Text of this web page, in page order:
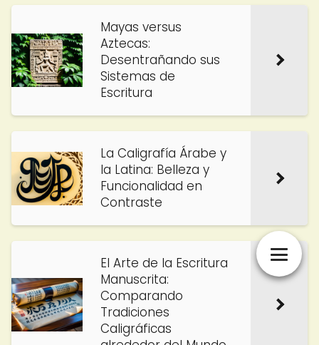
Mayas versus
Aztecas:
Desentrañando sus
Sistemas de
Escritura
La Caligrafía Árabe y
la Latina: Belleza y
Funcionalidad en
Contraste
El Arte de la Escritura
Manuscrita:
Comparando
Tradiciones
Caligráficas